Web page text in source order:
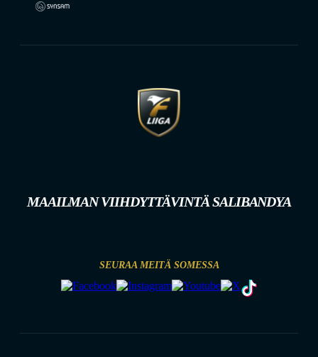
MAAILMAN VIIHDYTTÄVINTÄ SALIBANDYA
SEURAA MEITÄ SOMESSA